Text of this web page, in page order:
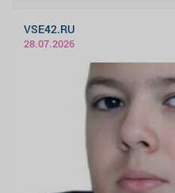
VSE42.RU
28.07.2026